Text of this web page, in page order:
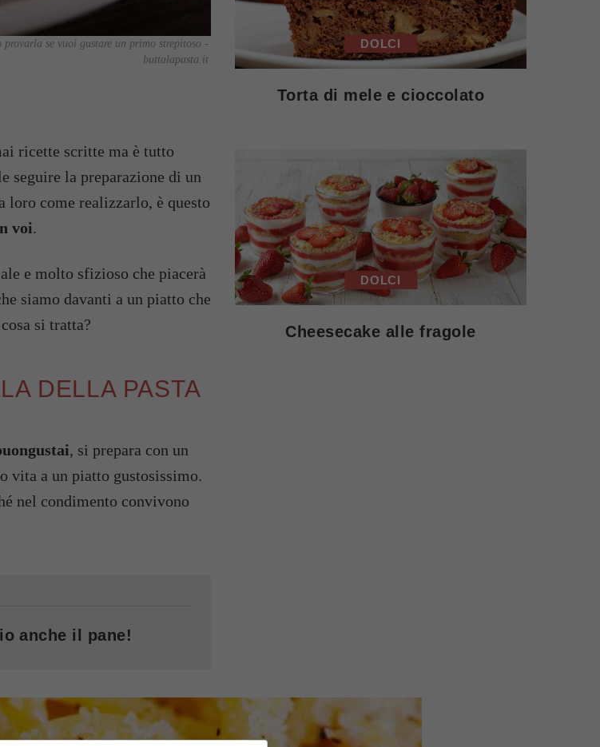
se vuoi gustare un primo strepitoso -
buttalapasta.it
ricette scritte ma è tutto
seguire la preparazione di un
loro come realizzarlo, è questo
voi.
e molto sfizioso che piacerà
siamo davanti a un piatto che
si tratta?
DELLA PASTA
, si prepara con un
vita a un piatto gustosissimo.
nel condimento convivono
anche il pane!
DOLCI
Torta di mele e cioccolato
DOLCI
Cheesecake alle fragole